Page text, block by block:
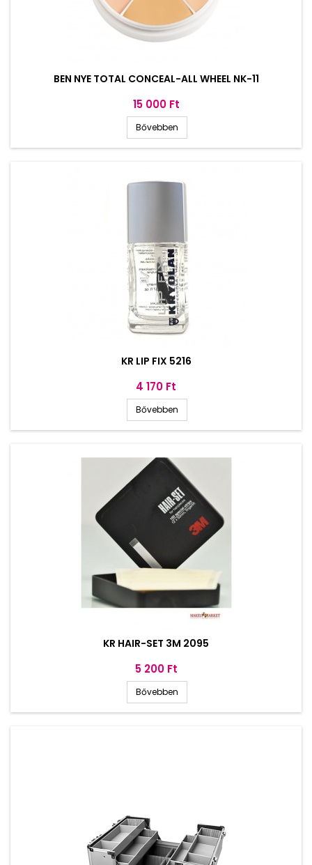
BEN NYE TOTAL CONCEAL-ALL WHEEL NK-11
Ár
15 000 Ft
Bővebben
KR LIP FIX 5216
Ár
4 170 Ft
Bővebben
KR HAIR-SET 3M 2095
Ár
5 200 Ft
Bővebben